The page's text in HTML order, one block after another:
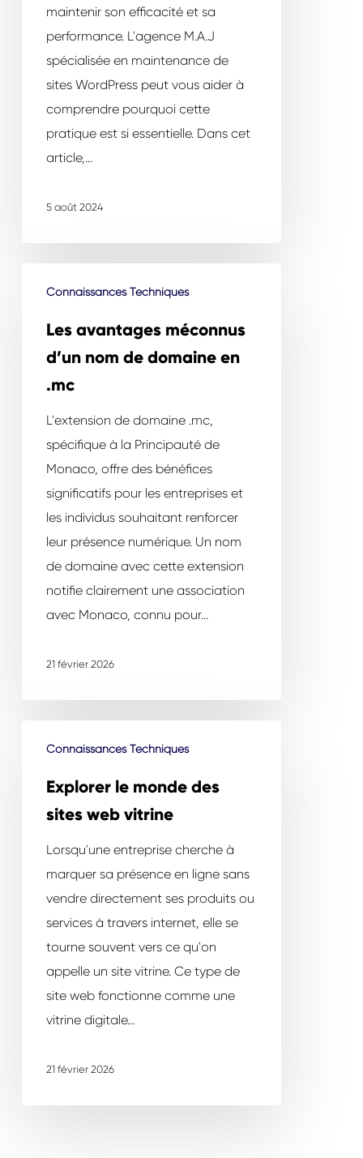
maintenir son efficacité et sa
performance. L'agence M.A.J
spécialisée en maintenance de
sites WordPress peut vous aider à
comprendre pourquoi cette
pratique est si essentielle. Dans cet
article,…
5 août 2024
avantages
méconnus
domaine
Connaissances Techniques
Les avantages méconnus
d’un nom de domaine en
.mc
L'extension de domaine .mc,
spécifique à la Principauté de
Monaco, offre des bénéfices
significatifs pour les entreprises et
les individus souhaitant renforcer
leur présence numérique. Un nom
de domaine avec cette extension
notifie clairement une association
avec Monaco, connu pour…
21 février 2026
monde
vitrine
Connaissances Techniques
Explorer le monde des
sites web vitrine
Lorsqu'une entreprise cherche à
marquer sa présence en ligne sans
vendre directement ses produits ou
services à travers internet, elle se
tourne souvent vers ce qu'on
appelle un site vitrine. Ce type de
site web fonctionne comme une
vitrine digitale…
21 février 2026